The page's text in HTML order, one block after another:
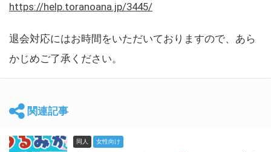
https://help.toranoana.jp/3445/
退会対応にはお時間をいただいておりますので、あら
かじめご了承ください。
関連記事
同人 女性向け